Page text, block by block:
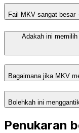
Fail MKV sangat besar
Adakah ini
Bagaimana jika MKV
Bolehkah ini
Penukaran